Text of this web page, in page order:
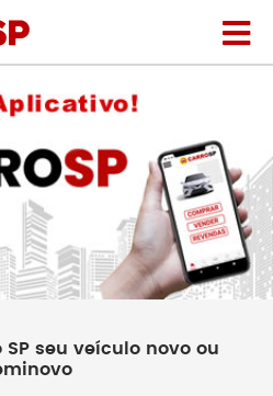
SP seu veículo novo ou